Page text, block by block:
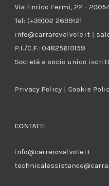
Via Enrico Fermi, 22 -
Tel: (+39)02 2699121
info@carrarovalvole.it |
P.I./C.F.: 04825610159
Società a socio unico
Privacy Policy | Cookie
CONTATTI
info@carrarovalvole.it